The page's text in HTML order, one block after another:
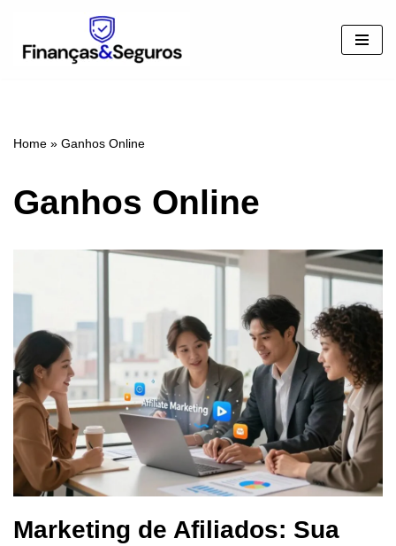
Pular
Home » Ganhos Online
Ganhos Online
Marketing de Afiliados: Sua